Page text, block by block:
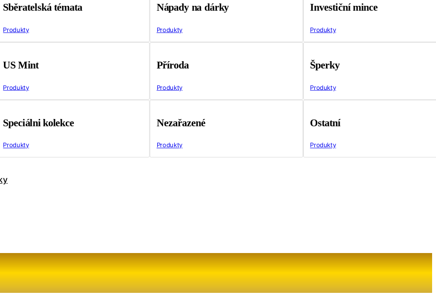
Sběratelská témata
Produkty
Nápady na dárky
Produkty
Investiční mince
Produkty
US Mint
Produkty
Příroda
Produkty
Šperky
Produkty
Speciálni kolekce
Produkty
Nezařazené
Produkty
Ostatní
Produkty